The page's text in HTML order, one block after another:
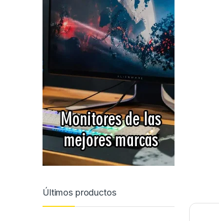
Últimos productos